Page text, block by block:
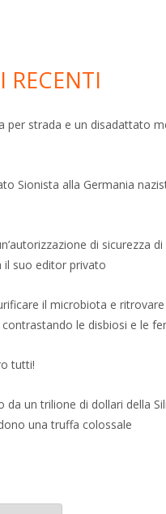
RECENTI
per strada e un disadattato
Sionista alla Germania
di sicurezza
il suo editor privato
il microbiota e ritrovare
le disbiosi e le
tutti!
da un trilione di dollari della
una truffa colossale